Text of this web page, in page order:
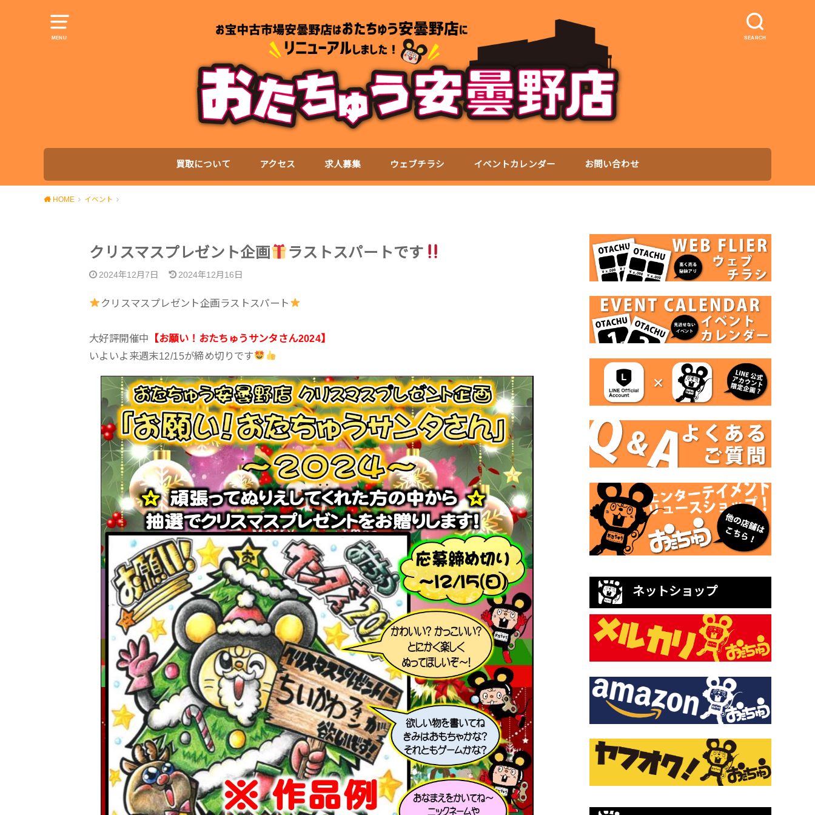
MENU SEARCH
買取について アクセス 求人募集 ウェブチラシ イベントカレンダー お問い合わせ
HOME イベント
クリスマスプレゼント企画 ラストスパートです
2024年12月7日 2024年12月16日
クリスマスプレゼント企画ラストスパート
大好評開催中 【お願い！おたちゅうサンタさん2024】
いよいよ来週末12/15が締め切りです
ネットショップ